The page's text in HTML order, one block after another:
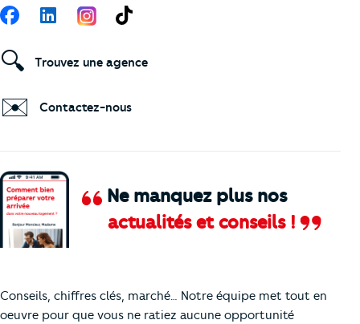
Ne manquez plus nos
actualités et conseils !
Conseils, chiffres clés, marché… Notre équipe met tout en
oeuvre pour que vous ne ratiez aucune opportunité
Suivez-nous
FacebookLinkedIn TikTok
🔍 Trouvez une agence
✉️ Contactez-nous